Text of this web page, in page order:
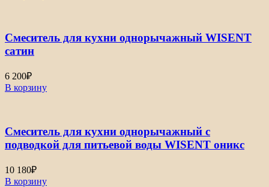
Смеситель для кухни однорычажный WISENT
сатин
6 200₽
В корзину
Смеситель для кухни однорычажный с
подводкой для питьевой воды WISENT оникс
10 180₽
В корзину